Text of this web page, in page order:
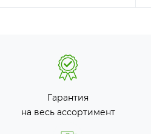
Гарантия
на весь ассортимент